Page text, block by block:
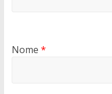
Nome *